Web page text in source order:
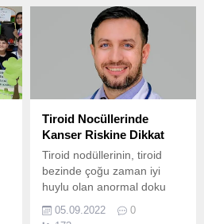
Tiroid Nocüllerinde
Kanser Riskine Dikkat
Tiroid nodüllerinin, tiroid
bezinde çoğu zaman iyi
huylu olan anormal doku
büyümeleri olarak
tanımlandığını belirten VM
05.09.2022
0